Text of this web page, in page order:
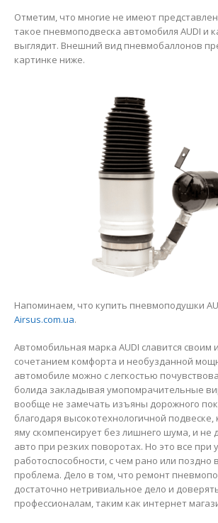
Отметим, что многие не имеют
такое пневмоподвеска автомобиля AUDI и
выглядит. Внешний вид пневмобаллонов
картинке ниже.
Напоминаем, что купить пневмоподушки
Airsus.com.ua.
Автомобильная марка AUDI славится своим
сочетанием комфорта и необузданной
автомобиле можно с легкостью
болида закладывая умопомрачительные
вообще не замечать изъяны дорожного
благодаря высокотехнологичной
яму скомпенсирует без лишнего шума, и не
авто при резких поворотах. Но это все при
работоспособности, с чем рано или поздно
проблема. Дело в том, что ремонт
достаточно нетривиальное дело и
профессионалам, таким как интернет